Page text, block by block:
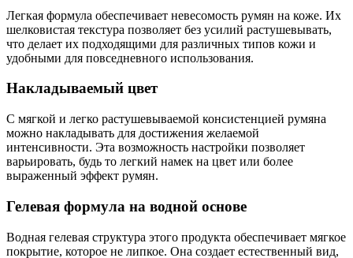
Легкая формула обеспечивает невесомость румян на коже. Их
шелковистая текстура позволяет без усилий растушевывать,
что делает их подходящими для различных типов кожи и
удобными для повседневного использования.
Накладываемый цвет
С мягкой и легко растушевываемой консистенцией румяна
можно накладывать для достижения желаемой
интенсивности. Эта возможность настройки позволяет
варьировать, будь то легкий намек на цвет или более
выраженный эффект румян.
Гелевая формула на водной основе
Водная гелевая структура этого продукта обеспечивает мягкое
покрытие, которое не липкое. Она создает естественный вид,